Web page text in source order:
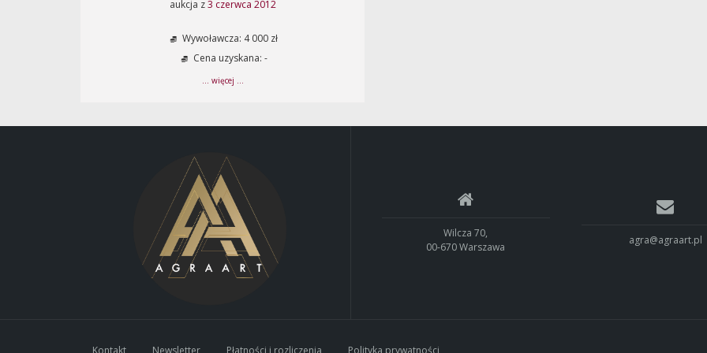
aukcja z3 czerwca 2012
Wywoławcza: 4 000 zł
Cena uzyskana: -
... więcej ...
Wilcza 70,
00-670 Warszawa
agra@agraart.pl
Kontakt Newsletter Płatności i rozliczenia Polityka prywatności